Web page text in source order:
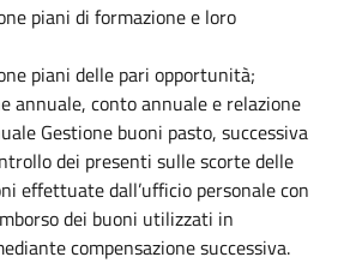
piani di formazione e loro
piani delle pari opportunità;
annuale, conto annuale e relazione
Gestione buoni pasto, successiva
dei presenti sulle scorte delle
effettuate dall’ufficio personale con
dei buoni utilizzati in
compensazione successiva.